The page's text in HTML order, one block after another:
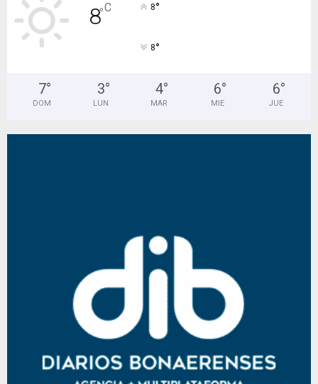
8°C 8°
8°
7°
DOM
3°
LUN
4°
MAR
6°
MIE
6°
JUE